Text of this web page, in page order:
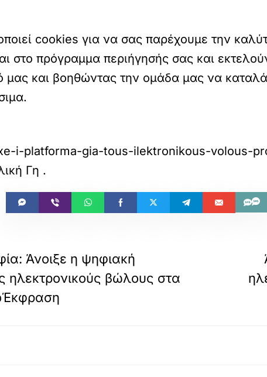
cookies για να σας παρέχουμε την
στο πρόγραμμα περιήγησής σας και
μας και βοηθώντας την ομάδα μας να
i-platforma-gia-tous-ilektronikous-volous-
Γη .
Άνοιξε η ψηφιακή
ηλεκτρονικούς βώλους στα